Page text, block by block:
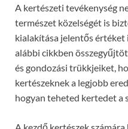
A kertészeti tevékenység
természet közelségét is
kialakítása jelentős
alábbi cikkben
és gondozási trükkjeiket,
kertészeknek a legjobb
hogyan teheted kertedet a
A kezdő kertészek